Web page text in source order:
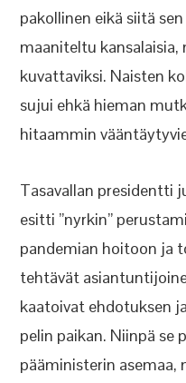
pakollinen eikä siitä
maaniteltu
kuvattaviksi. Naisten
sujui ehkä hieman
hitaammin
Tasavallan presidentti
esitti ”nyrkin”
pandemian hoitoon ja
tehtävät
kaatoivat ehdotuksen
pelin paikan. Niinpä se
pääministerin